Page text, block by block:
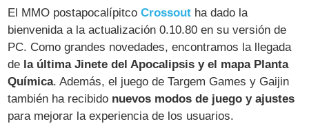
El MMO postapocalípitcoCrossout ha dado la
bienvenida a la actualización 0.10.80 en su versión de
PC. Como grandes novedades, encontramos la llegada
de la última Jinete del Apocalipsis y el mapa Planta
Química. Además, el juego de Targem Games y Gaijin
también ha recibido nuevos modos de juego y ajustes
para mejorar la experiencia de los usuarios.